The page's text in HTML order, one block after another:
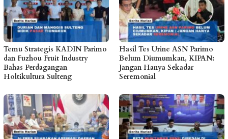
Temu Strategis KADIN Parimo
dan Fuzhou Fruit Industry
Bahas Perdagangan
Holtikultura Sulteng
Hasil Tes Urine ASN Parimo
Belum Diumumkan, KIPAN:
Jangan Hanya Sekadar
Seremonial